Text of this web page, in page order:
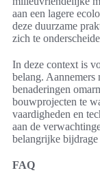
aan een lagere
deze duurzame
zich te
In deze context is
belang. Aannemers
benaderingen
bouwprojecten te
vaardigheden en
aan de
belangrijke bijdrage
FAQ